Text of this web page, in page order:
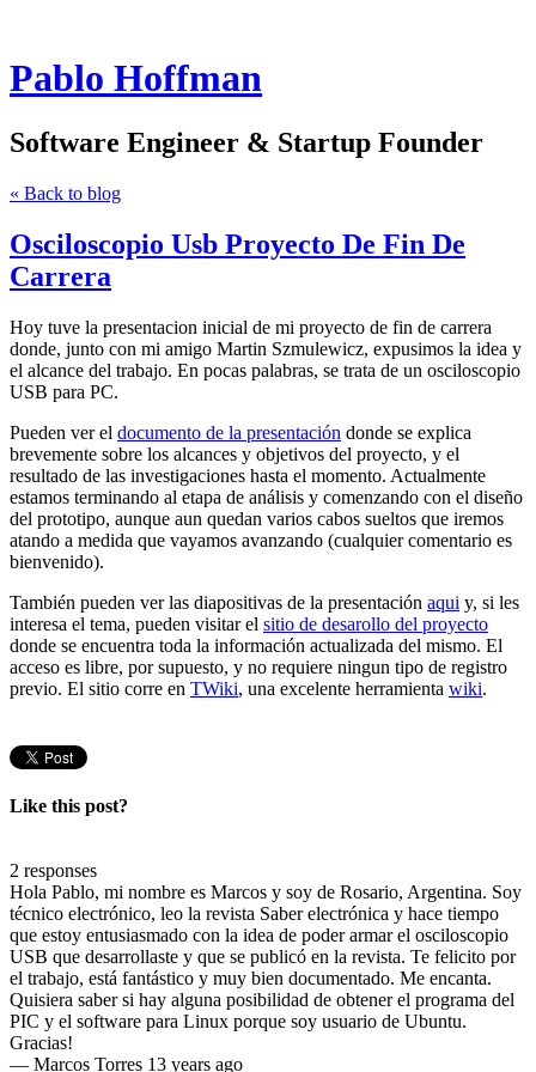
Pablo Hoffman
Software Engineer & Startup Founder
« Back to blog
Osciloscopio Usb Proyecto De Fin De
Carrera
Hoy tuve la presentacion inicial de mi proyecto de fin de carrera
donde, junto con mi amigo Martin Szmulewicz, expusimos la idea y
el alcance del trabajo. En pocas palabras, se trata de un osciloscopio
USB para PC.
Pueden ver el documento de la presentación donde se explica
brevemente sobre los alcances y objetivos del proyecto, y el
resultado de las investigaciones hasta el momento. Actualmente
estamos terminando al etapa de análisis y comenzando con el diseño
del prototipo, aunque aun quedan varios cabos sueltos que iremos
atando a medida que vayamos avanzando (cualquier comentario es
bienvenido).
También pueden ver las diapositivas de la presentación aqui y, si les
interesa el tema, pueden visitar el sitio de desarollo del proyecto
donde se encuentra toda la información actualizada del mismo. El
acceso es libre, por supuesto, y no requiere ningun tipo de registro
previo. El sitio corre en TWiki, una excelente herramienta wiki.
Like this post?
2 responses
Hola Pablo, mi nombre es Marcos y soy de Rosario, Argentina. Soy
técnico electrónico, leo la revista Saber electrónica y hace tiempo
que estoy entusiasmado con la idea de poder armar el osciloscopio
USB que desarrollaste y que se publicó en la revista. Te felicito por
el trabajo, está fantástico y muy bien documentado. Me encanta.
Quisiera saber si hay alguna posibilidad de obtener el programa del
PIC y el software para Linux porque soy usuario de Ubuntu.
Gracias!
— Marcos Torres 13 years ago